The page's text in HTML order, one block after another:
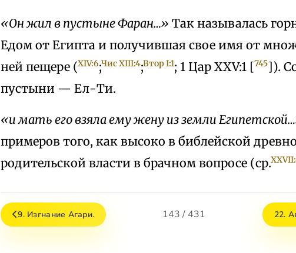
«Он жил в пустыне Фаран…» Так называлась
Едом от Египта и получившая свое имя от
ней пещере (XIV:6;Чис XIII:4;Втор I:1; 1 Цар XXV:1 [745]).
пустыни — Ел-Ти.
«и мать его взяла ему жену из земли
примеров того, как высоко в библейской
родительской власти в брачном вопросе (ср.
9. Изгнание Агари. 143 / 431 22.